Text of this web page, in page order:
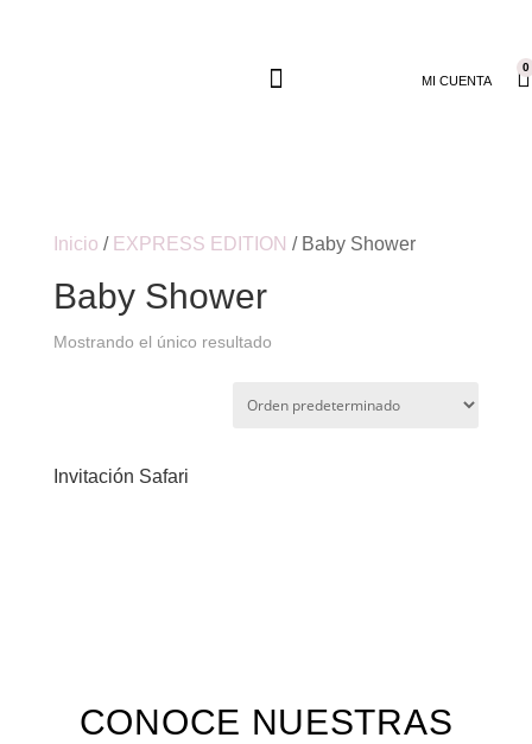
MI CUENTA
0
Inicio / EXPRESS EDITION / Baby Shower
Baby Shower
Mostrando el único resultado
Invitación Safari
CONOCE NUESTRAS